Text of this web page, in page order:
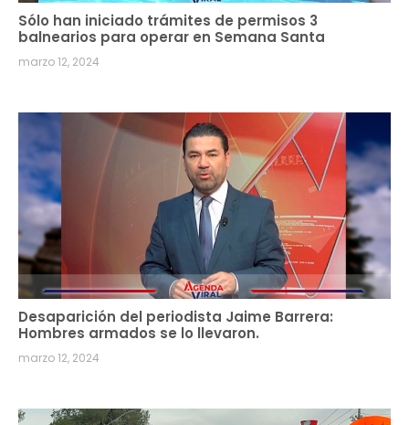
Sólo han iniciado trámites de permisos 3
balnearios para operar en Semana Santa
marzo 12, 2024
Desaparición del periodista Jaime Barrera:
Hombres armados se lo llevaron.
marzo 12, 2024